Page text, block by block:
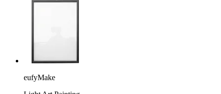
eufyMake